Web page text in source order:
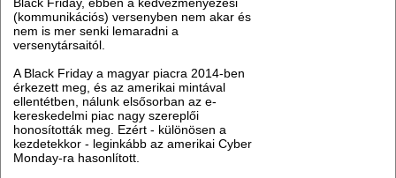
(kommunikációs) versenyben nem akar és
nem is mer senki lemaradni a
versenytársaitól.
A Black Friday a magyar piacra 2014-ben
érkezett meg, és az amerikai mintával
ellentétben, nálunk elsősorban az e-
kereskedelmi piac nagy szereplői
honosították meg. Ezért - különösen a
kezdetekkor - leginkább az amerikai Cyber
Monday-ra hasonlított.